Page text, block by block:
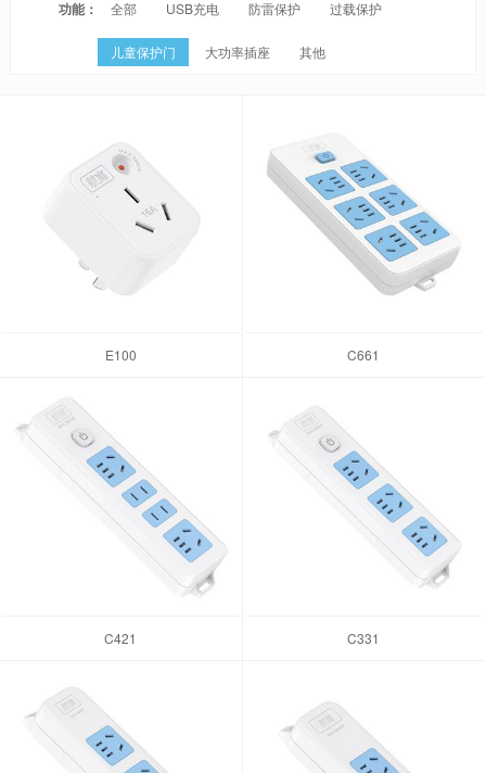
功能： 全部 USB充电 防雷保护 过载保护
儿童保护门 大功率插座 其他
E100 C661
C421 C331